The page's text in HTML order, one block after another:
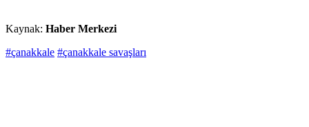
Kaynak: Haber Merkezi
#çanakkale #çanakkale savaşları